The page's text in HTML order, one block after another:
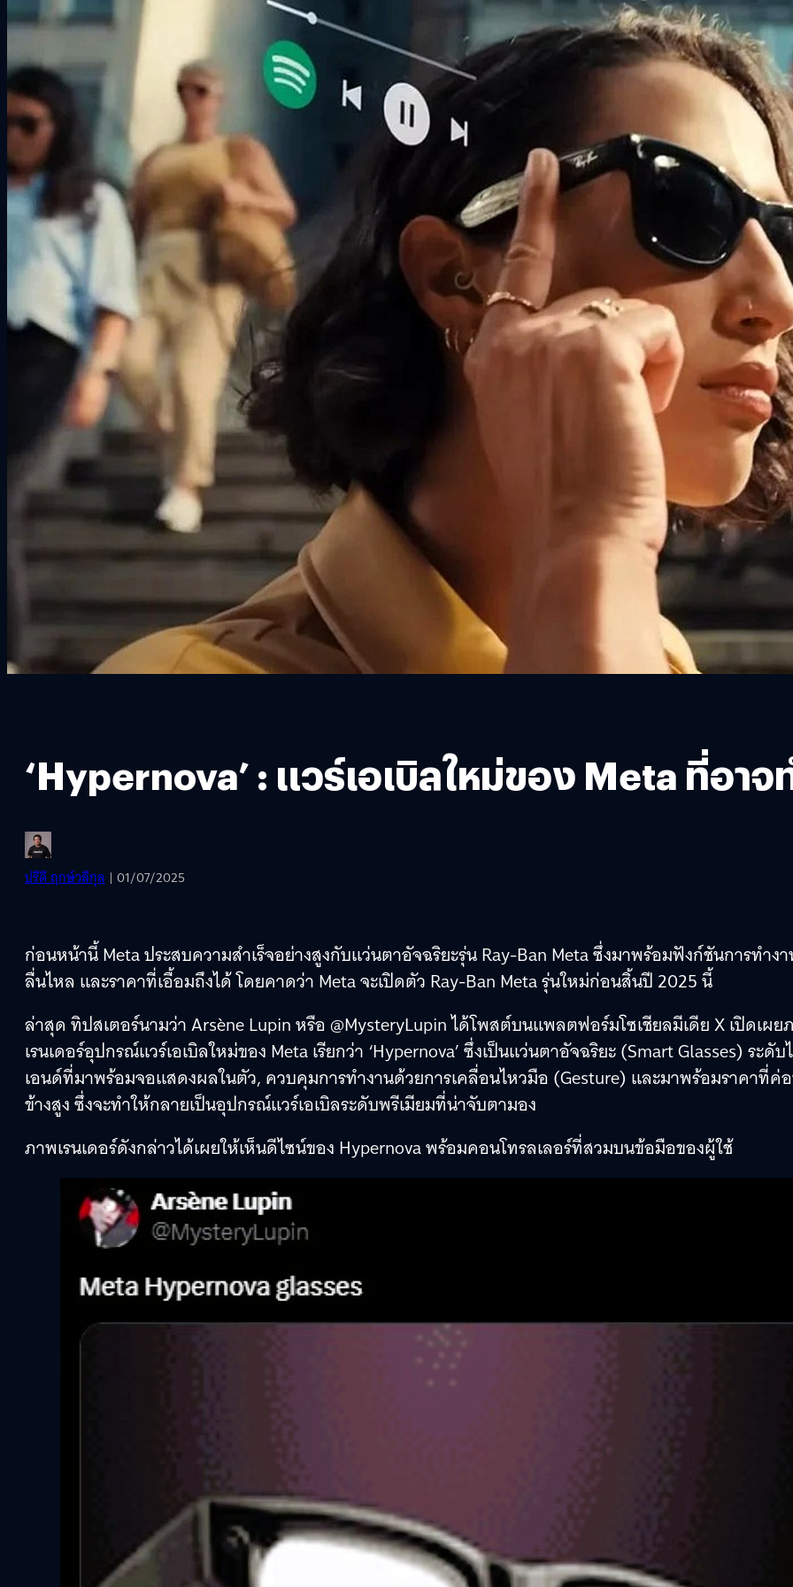
‘Hypernova’ : แวร์เอเบิลใหม่ของ Meta ที่อาจ
ปรีดี ฤกษ์วลีกุล | 01/07/2025
ก่อนหน้านี้ Meta ประสบความสำเร็จอย่างสูงกับแว่นตาอัจฉริยะรุ่น Ray-Ban Meta ซึ่งมาพร้อมฟังก์ชันการทำง
ลื่นไหล และราคาที่เอื้อมถึงได้ โดยคาดว่า Meta จะเปิดตัว Ray-Ban Meta รุ่นใหม่ก่อนสิ้นปี 2025 นี้
ล่าสุด ทิปสเตอร์นามว่า Arsène Lupin หรือ @MysteryLupin ได้โพสต์บนแพลตฟอร์มโซเชียลมีเดีย X เปิดเผย
เรนเดอร์อุปกรณ์แวร์เอเบิลใหม่ของ Meta เรียกว่า ‘Hypernova’ ซึ่งเป็นแว่นตาอัจฉริยะ (Smart Glasses) ระดับ
เอนด์ที่มาพร้อมจอแสดงผลในตัว, ควบคุมการทำงานด้วยการเคลื่อนไหวมือ (Gesture) และมาพร้อมราคาที่ค่
ข้างสูง ซึ่งจะทำให้กลายเป็นอุปกรณ์แวร์เอเบิลระดับพรีเมียมที่น่าจับตามอง
ภาพเรนเดอร์ดังกล่าวได้เผยให้เห็นดีไซน์ของ Hypernova พร้อมคอนโทรลเลอร์ที่สวมบนข้อมือของผู้ใช้